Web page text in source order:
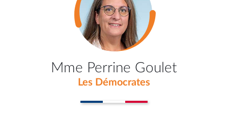
Mme Perrine Goulet
Les Démocrates